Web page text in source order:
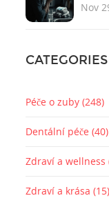
Nov
CATEGORIES
Péče o zuby (248)
Dentální péče (40)
Zdraví a wellness
Zdraví a krása (15)